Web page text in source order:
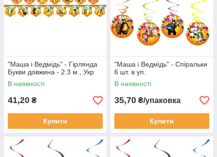
"Маша і Ведмідь" - Гірлянда
Букви довжина - 2.3 м., Укр
В наявності
41,20 ₴
Купити
"Маша і Ведмідь" - Спіральки
6 шт. в уп.
В наявності
35,70 ₴/упаковка
Купити